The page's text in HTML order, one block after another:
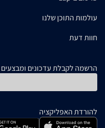
עולמות התוכן שלנו
חוות דעת
הרשמה לקבלת עדכונים ומבצעים
להורדת האפליקציה